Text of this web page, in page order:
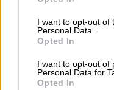
use your data for below
consent section.
I want to opt-out of
Personal Data.
Opted In
I want to opt-out of
Personal Data for
Opted In
κουρασμένα
και τις στάχτες,
και
μαζεύονται γύρω